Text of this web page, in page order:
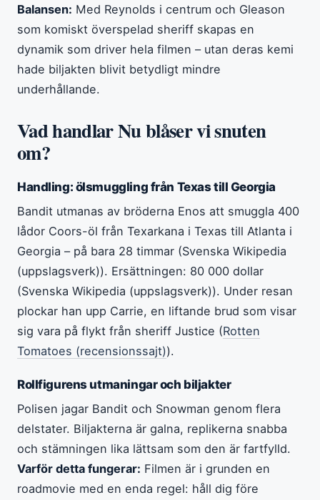
Balansen: Med Reynolds i centrum och Gleason
som komiskt överspelad sheriff skapas en
dynamik som driver hela filmen – utan deras kemi
hade biljakten blivit betydligt mindre
underhållande.
Vad handlar Nu blåser vi snuten
om?
Handling: ölsmuggling från Texas till Georgia
Bandit utmanas av bröderna Enos att smuggla 400
lådor Coors-öl från Texarkana i Texas till Atlanta i
Georgia – på bara 28 timmar (Svenska Wikipedia
(uppslagsverk)). Ersättningen: 80 000 dollar
(Svenska Wikipedia (uppslagsverk)). Under resan
plockar han upp Carrie, en liftande brud som visar
sig vara på flykt från sheriff Justice (Rotten
Tomatoes (recensionssajt)).
Rollfigurens utmaningar och biljakter
Polisen jagar Bandit och Snowman genom flera
delstater. Biljakterna är galna, replikerna snabba
och stämningen lika lättsam som den är fartfylld.
Varför detta fungerar: Filmen är i grunden en
roadmovie med en enda regel: håll dig före